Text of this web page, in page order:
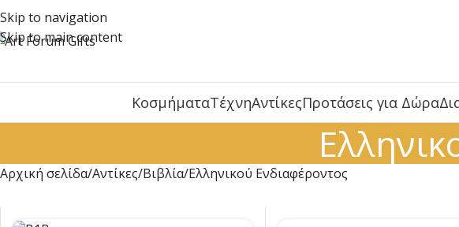
Skip to navigation
Skip to main content
ΚοσμήματαΤέχνηΑντίκεςΠροτάσεις για Δώρα
Αρχική σελίδα Αντίκες Βιβλία Ελληνικού Ενδιαφέροντος